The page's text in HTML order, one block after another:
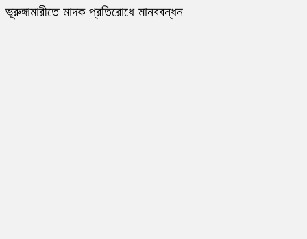
ভূরুঙ্গামারীতে মাদক প্রতিরোধে মানববন্ধন